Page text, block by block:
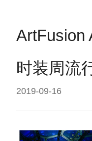
ArtFusion
时装周流
2019-09-16